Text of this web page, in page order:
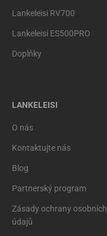
Lankeleisi RV700
Lankeleisi ES500PRO
Doplňky
LANKELEISI
O nás
Kontaktujte nás
Blog
Partnerský program
Zásady ochrany osobních
údajů